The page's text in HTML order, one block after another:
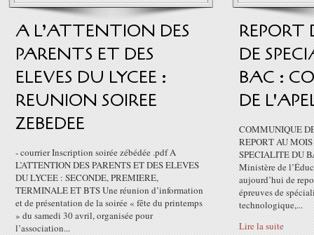
A L’ATTENTION DES
PARENTS ET DES
ELEVES DU LYCEE :
REUNION SOIREE
ZEBEDEE
- courrier Inscription soirée zébédée .pdf A
L’ATTENTION DES PARENTS ET DES ELEVES
DU LYCEE : SECONDE, PREMIERE,
TERMINALE ET BTS Une réunion d’information
et de présentation de la soirée « fête du printemps
» du samedi 30 avril, organisée pour
l’association...
REPORT
DE
BAC :
DE
COMMUNIQUE
REPORT AU
SPECIALITE DU
Ministère de
aujourd’hui de
épreuves de
technologique,...
Lire la suite